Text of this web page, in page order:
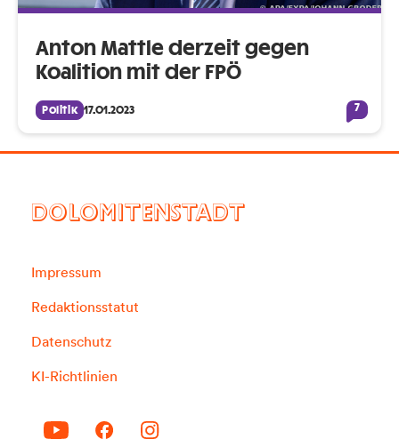
Anton Mattle derzeit gegen
Koalition mit der FPÖ
Politik 17.01.2023 7
DOLOMITENSTADT
Impressum
Redaktionsstatut
Datenschutz
KI-Richtlinien